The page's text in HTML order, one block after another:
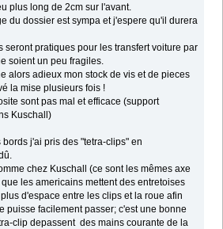
plus long de 2cm sur l'avant.
du dossier est sympa et j'espere qu'il durera
seront pratiques pour les transfert voiture par
soient un peu fragiles.
alors adieux mon stock de vis et de pieces
la mise plusieurs fois !
sont pas mal et efficace (support
Kuschall)
j'ai pris des "tetra-clips" en
chez Kuschall (ce sont les mêmes axe
les americains mettent des entretoises
d'espace entre les clips et la roue afin
puisse facilement passer; c'est une bonne
clip depassent des mains courante de la